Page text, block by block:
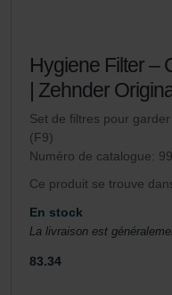
Hygiene Filter –
| Zehnder
Set de filtres pour
(F9)
Numéro de catalogue:
Ce produit se trouve
En stock
La livraison est
83.34